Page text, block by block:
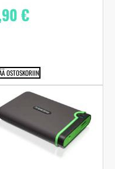
€
OSTOSKORIIN